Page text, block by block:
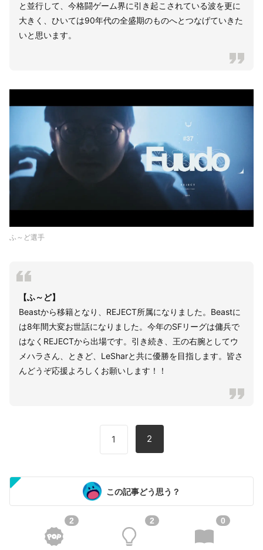
と並行して、今格闘ゲーム界に引き起こされている波を更に
大きく、ひいては90年代の全盛期のものへとつなげていきた
いと思います。
ふ～ど選手
【ふ～ど】
Beastから移籍となり、REJECT所属になりました。Beastに
は8年間大変お世話になりました。今年のSFリーグは傭兵で
はなくREJECTから出場です。引き続き、王の右腕としてウ
メハラさん、ときど、LeSharと共に優勝を目指します。皆さ
んどうぞ応援よろしくお願いします！！
1 2
この記事どう思う？
2 2 0